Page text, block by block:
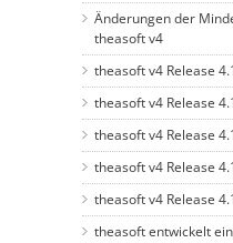
Änderungen der
theasoft v4
theasoft v4 Release
theasoft v4 Release
theasoft v4 Release
theasoft v4 Release
theasoft v4 Release
theasoft entwickelt